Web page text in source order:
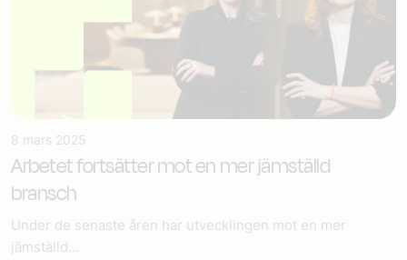
8 mars 2025
Arbetet fortsätter mot en mer jämställd
bransch
Under de senaste åren har utvecklingen mot en mer
jämställd...